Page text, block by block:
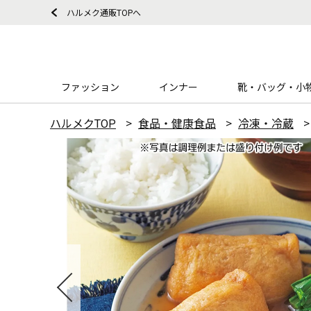
ハルメク通販TOPへ
ファッション インナー 靴・バッグ・小
ハルメクTOP 食品・健康食品 冷凍・冷蔵